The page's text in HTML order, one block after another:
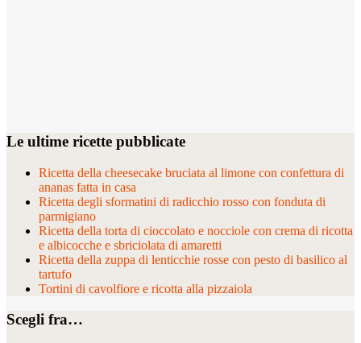
Le ultime ricette pubblicate
Ricetta della cheesecake bruciata al limone con confettura di
ananas fatta in casa
Ricetta degli sformatini di radicchio rosso con fonduta di
parmigiano
Ricetta della torta di cioccolato e nocciole con crema di ricotta
e albicocche e sbriciolata di amaretti
Ricetta della zuppa di lenticchie rosse con pesto di basilico al
tartufo
Tortini di cavolfiore e ricotta alla pizzaiola
Scegli fra…